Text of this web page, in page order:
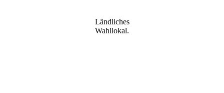
Ländliches
Wahllokal.